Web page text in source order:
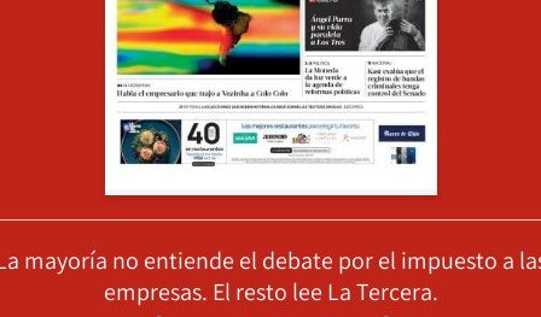
mayoría no entiende el debate por el impuesto a
empresas. El resto lee La Tercera.